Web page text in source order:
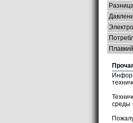
среды